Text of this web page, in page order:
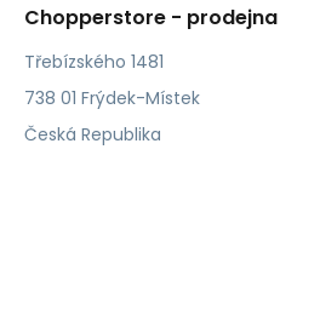
Chopperstore - prodejna
Třebízského 1481
738 01 Frýdek-Místek
Česká Republika